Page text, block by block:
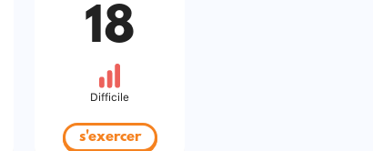
18
Difficile
s'exercer